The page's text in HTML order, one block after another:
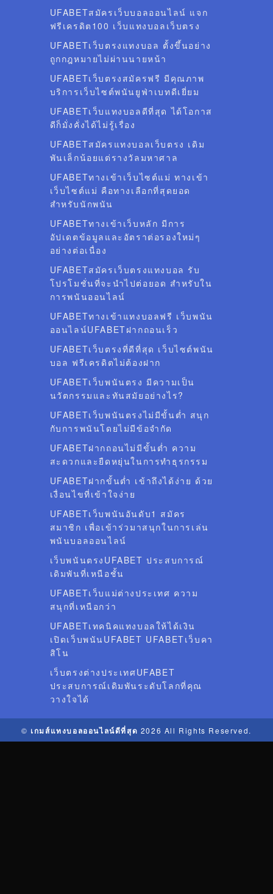
UFABETสมัครเว็บบอลออนไลน์ แจก
ฟรีเครดิต100 เว็บแทงบอลเว็บตรง
UFABETเว็บตรงแทงบอล ตั้งขึ้นอย่าง
ถูกกฎหมายไม่ผ่านนายหน้า
UFABETเว็บตรงสมัครฟรี มีคุณภาพ
บริการเว็บไซต์พนันยูฟ่าเบทดีเยี่ยม
UFABETเว็บแทงบอลดีที่สุด ได้โอกาส
ดีก็มั่งคั่งได้ไม่รู้เรื่อง
UFABETสมัครแทงบอลเว็บตรง เดิม
พันเล็กน้อยแต่รางวัลมหาศาล
UFABETทางเข้าเว็บไซต์แม่ ทางเข้า
เว็บไซต์แม่ คือทางเลือกที่สุดยอด
สำหรับนักพนัน
UFABETทางเข้าเว็บหลัก มีการ
อัปเดตข้อมูลและอัตราต่อรองใหม่ๆ
อย่างต่อเนื่อง
UFABETสมัครเว็บตรงแทงบอล รับ
โปรโมชั่นที่จะนำไปต่อยอด สำหรับใน
การพนันออนไลน์
UFABETทางเข้าแทงบอลฟรี เว็บพนัน
ออนไลน์UFABETฝากถอนเร็ว
UFABETเว็บตรงที่ดีที่สุด เว็บไซต์พนัน
บอล ฟรีเครดิตไม่ต้องฝาก
UFABETเว็บพนันตรง มีความเป็น
นวัตกรรมและทันสมัยอย่างไร?
UFABETเว็บพนันตรงไม่มีขั้นต่ำ สนุก
กับการพนันโดยไม่มีข้อจำกัด
UFABETฝากถอนไม่มีขั้นต่ำ ความ
สะดวกและยืดหยุ่นในการทำธุรกรรม
UFABETฝากขั้นต่ำ เข้าถึงได้ง่าย ด้วย
เงื่อนไขที่เข้าใจง่าย
UFABETเว็บพนันอันดับ1 สมัคร
สมาชิก เพื่อเข้าร่วมาสนุกในการเล่น
พนันบอลออนไลน์
เว็บพนันตรงUFABET ประสบการณ์
เดิมพันที่เหนือชั้น
UFABETเว็บแม่ต่างประเทศ ความ
สนุกที่เหนือกว่า
UFABETเทคนิคแทงบอลให้ได้เงิน
เปิดเว็บพนันUFABET UFABETเว็บคา
สิโน
เว็บตรงต่างประเทศUFABET
ประสบการณ์เดิมพันระดับโลกที่คุณ
วางใจได้
© เกมส์แทงบอลออนไลน์ดีที่สุด 2026 All Rights Reserved.